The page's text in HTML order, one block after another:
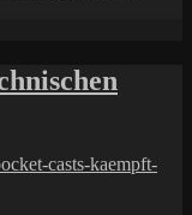
casts-kaempft-